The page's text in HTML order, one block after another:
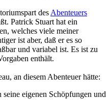
des Abenteuers
Patrick Stuart hat ein
welches viele meiner
ist aber, daß er es so
und variabel ist. Es ist zu
enthält.
an diesem Abenteuer hätte:
eigenen Schöpfungen und